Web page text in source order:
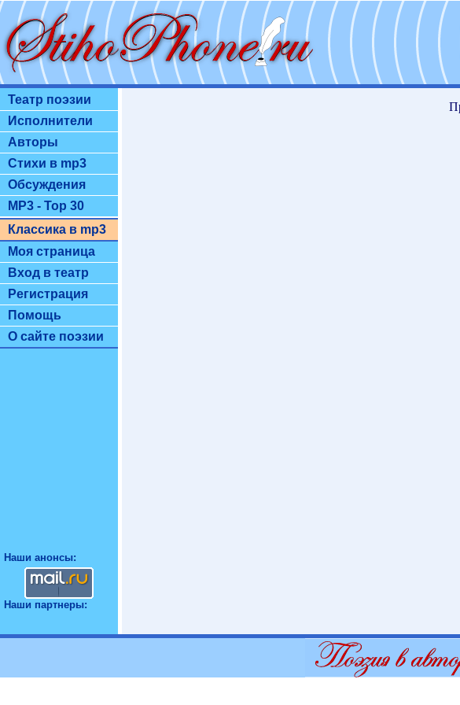
Театр поэзии
Исполнители
Авторы
Стихи в mp3
Обсуждения
MP3 - Top 30
Классика в mp3
Моя страница
Вход в театр
Регистрация
Помощь
О сайте поэзии
Наши анонсы:
Наши партнеры: